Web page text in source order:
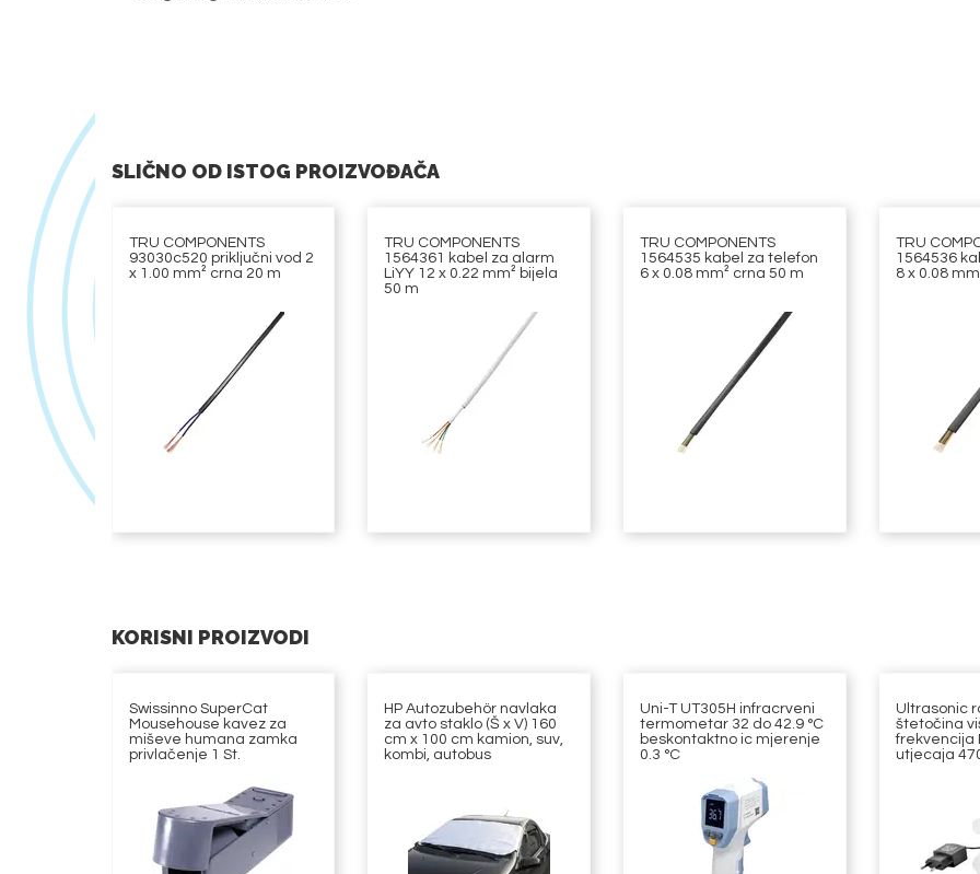
SLIČNO OD ISTOG PROIZVOĐAČA
TRU COMPONENTS
93030c520 priključni vod 2
x 1.00 mm² crna 20 m
TRU COMPONENTS
1564361 kabel za alarm
LiYY 12 x 0.22 mm² bijela
50 m
TRU COMPONENTS
1564535 kabel za telefon
6 x 0.08 mm² crna 50 m
TRU
1564536
8 x 0.08
KORISNI PROIZVODI
Swissinno SuperCat
Mousehouse kavez za
miševe humana zamka
privlačenje 1 St.
HP Autozubehör navlaka
za avto staklo (Š x V) 160
cm x 100 cm kamion, suv,
kombi, autobus
Uni-T UT305H infracrveni
termometar 32 do 42.9 °C
beskontaktno ic mjerenje
0.3 °C
Ultrasonic
štetočina
frekvencija
utjecaja